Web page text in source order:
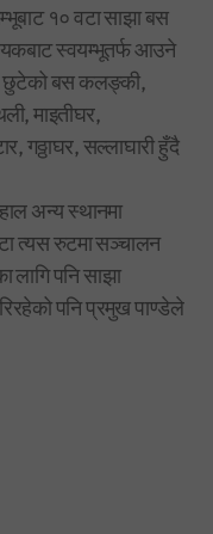
१० वटा साझा बस
स्वयम्भूतर्फ आउने
छुटेको बस कलङ्की,
माइतीघर,
गठ्ठाघर, सल्लाघारी हुँदै
अन्य स्थानमा
त्यस रुटमा सञ्चालन
लागि पनि साझा
पनि प्रमुख पाण्डेले